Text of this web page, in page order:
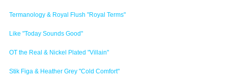
Termanology & Royal Flush "Royal Terms"
Like "Today Sounds Good"
OT the Real & Nickel Plated "Villain"
Stik Figa & Heather Grey "Cold Comfort"